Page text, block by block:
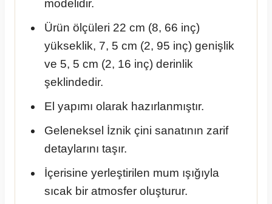
modelidir.
Ürün ölçüleri 22 cm (8, 66 inç)
yükseklik, 7, 5 cm (2, 95 inç) genişlik
ve 5, 5 cm (2, 16 inç) derinlik
şeklindedir.
El yapımı olarak hazırlanmıştır.
Geleneksel İznik çini sanatının zarif
detaylarını taşır.
İçerisine yerleştirilen mum ışığıyla
sıcak bir atmosfer oluşturur.